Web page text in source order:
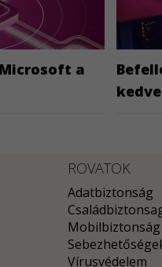
a
ROVATOK
Adatbiztonság
Mobilbiztonság
Vírusvédelem